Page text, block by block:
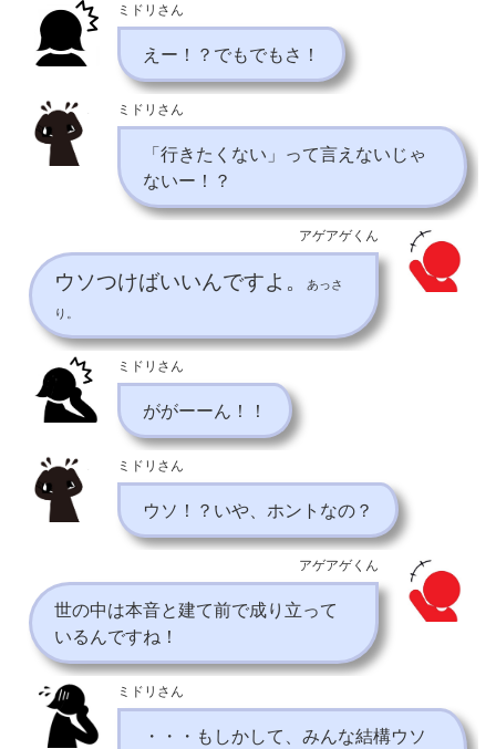
ミドリさん
えー！？でもでもさ！
ミドリさん
「行きたくない」って言えないじゃ
ないー！？
アゲアゲくん
ウソつけばいいんですよ。
あっさ
り。
ミドリさん
ががーーん！！
ミドリさん
ウソ！？いや、ホントなの？
アゲアゲくん
世の中は本音と建て前で成り立って
いるんですね！
ミドリさん
・・・もしかして、みんな結構ウソ